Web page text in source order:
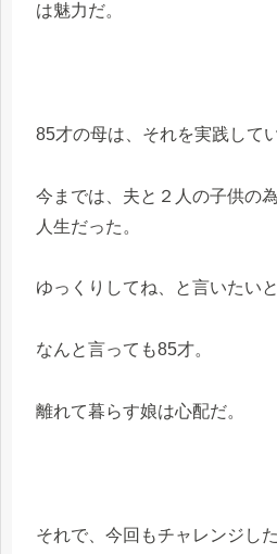
は魅力だ。
85才の母は、それを実践してい
今までは、夫と２人の子供の
人生だった。
ゆっくりしてね、と言いたい
なんと言っても85才。
離れて暮らす娘は心配だ。
それで、今回もチャレンジした